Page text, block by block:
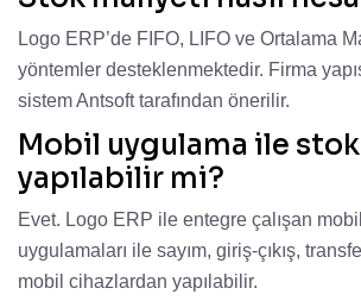
Logo ERP’de FIFO, LIFO ve Ortalama
yöntemler desteklenmektedir. Firma
sistem Antsoft tarafından önerilir.
Mobil uygulama ile
yapılabilir mi?
Evet. Logo ERP ile entegre çalışan
uygulamaları ile sayım, giriş-çıkış,
mobil cihazlardan yapılabilir.